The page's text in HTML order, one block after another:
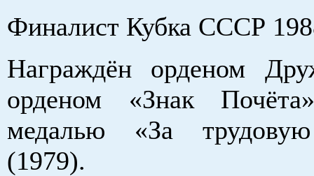
Финалист Кубка СССР
Награждён орденом
орденом «Знак
медалью «За
(1979).